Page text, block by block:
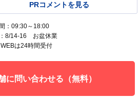
PRコメントを見る
：09:30～18:00
8/14-16 お盆休業
は24時間受付
に問い合わせる（無料）